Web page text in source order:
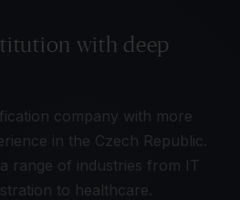
with deep
company with more
in the Czech Republic.
range of industries from IT
to healthcare.